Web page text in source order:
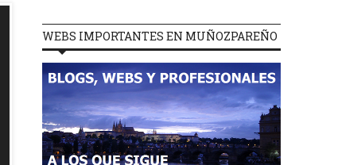
WEBS IMPORTANTES EN MUÑOZPAREÑO